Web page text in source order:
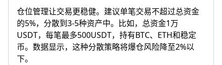
仓位管理让交易更稳健。建议单笔交易不超过总资金
的5%，分散到3-5种资产中。比如，总资金1万
USDT，每笔最多500USDT，持有BTC、ETH和稳定
币。数据显示，这种分散策略将爆仓风险降至2%以
下。​